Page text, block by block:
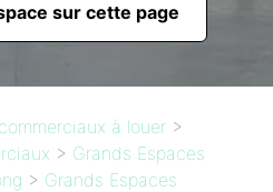
sur cette page
à louer >
> Grands Espaces
> Grands Espaces